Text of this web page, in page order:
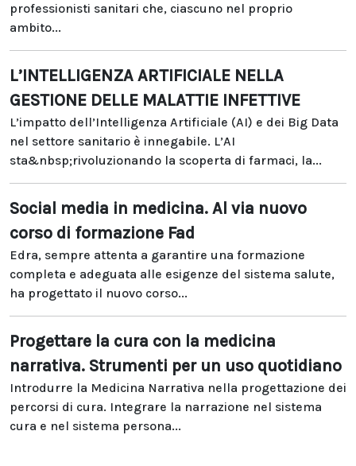
professionisti sanitari che, ciascuno nel proprio
ambito...
L’INTELLIGENZA ARTIFICIALE NELLA
GESTIONE DELLE MALATTIE INFETTIVE
L’impatto dell’Intelligenza Artificiale (AI) e dei Big Data
nel settore sanitario è innegabile. L’AI
sta&nbsp;rivoluzionando la scoperta di farmaci, la...
Social media in medicina. Al via nuovo
corso di formazione Fad
Edra, sempre attenta a garantire una formazione
completa e adeguata alle esigenze del sistema salute,
ha progettato il nuovo corso...
Progettare la cura con la medicina
narrativa. Strumenti per un uso quotidiano
Introdurre la Medicina Narrativa nella progettazione dei
percorsi di cura. Integrare la narrazione nel sistema
cura e nel sistema persona...